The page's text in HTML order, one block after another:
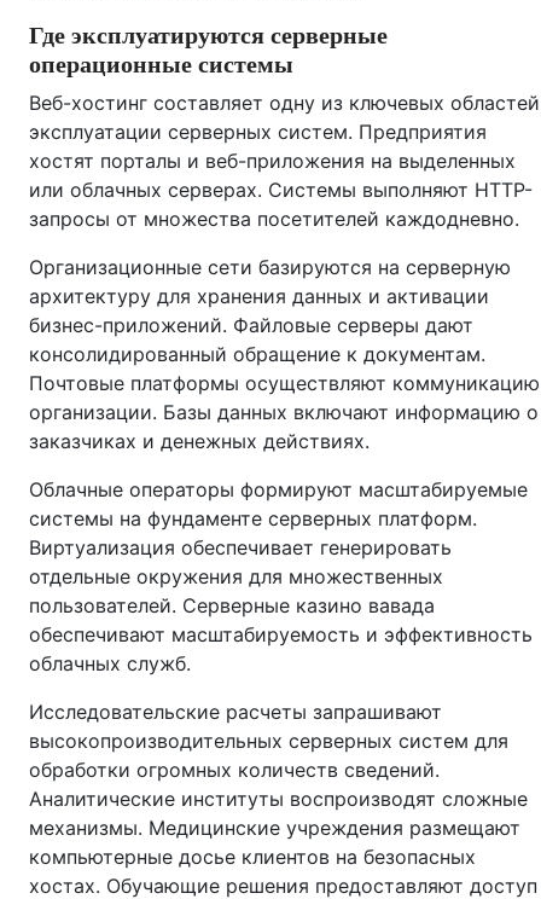
Где эксплуатируются серверные
операционные системы
Веб-хостинг составляет одну из ключевых областей
эксплуатации серверных систем. Предприятия
хостят порталы и веб-приложения на выделенных
или облачных серверах. Системы выполняют HTTP-
запросы от множества посетителей каждодневно.
Организационные сети базируются на серверную
архитектуру для хранения данных и активации
бизнес-приложений. Файловые серверы дают
консолидированный обращение к документам.
Почтовые платформы осуществляют коммуникацию
организации. Базы данных включают информацию о
заказчиках и денежных действиях.
Облачные операторы формируют масштабируемые
системы на фундаменте серверных платформ.
Виртуализация обеспечивает генерировать
отдельные окружения для множественных
пользователей. Серверные казино вавада
обеспечивают масштабируемость и эффективность
облачных служб.
Исследовательские расчеты запрашивают
высокопроизводительных серверных систем для
обработки огромных количеств сведений.
Аналитические институты воспроизводят сложные
механизмы. Медицинские учреждения размещают
компьютерные досье клиентов на безопасных
хостах. Обучающие решения предоставляют доступ